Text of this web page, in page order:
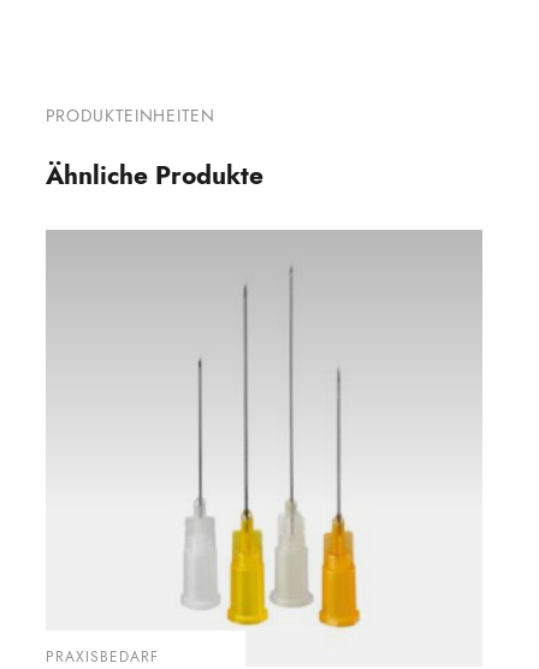
PRODUKTEINHEITEN
Ähnliche Produkte
PRAXISBEDARF